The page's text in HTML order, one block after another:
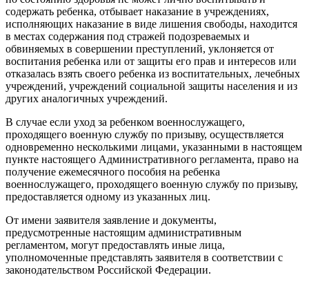
содержать ребенка, отбывает наказание в учреждениях,
исполняющих наказание в виде лишения свободы, находится
в местах содержания под стражей подозреваемых и
обвиняемых в совершении преступлений, уклоняется от
воспитания ребенка или от защиты его прав и интересов или
отказалась взять своего ребенка из воспитательных, лечебных
учреждений, учреждений социальной защиты населения и из
других аналогичных учреждений.
В случае если уход за ребенком военнослужащего,
проходящего военную службу по призыву, осуществляется
одновременно несколькими лицами, указанными в настоящем
пункте настоящего Административного регламента, право на
получение ежемесячного пособия на ребенка
военнослужащего, проходящего военную службу по призыву,
предоставляется одному из указанных лиц.
От имени заявителя заявление и документы,
предусмотренные настоящим административным
регламентом, могут предоставлять иные лица,
уполномоченные представлять заявителя в соответствии с
законодательством Российской Федерации.